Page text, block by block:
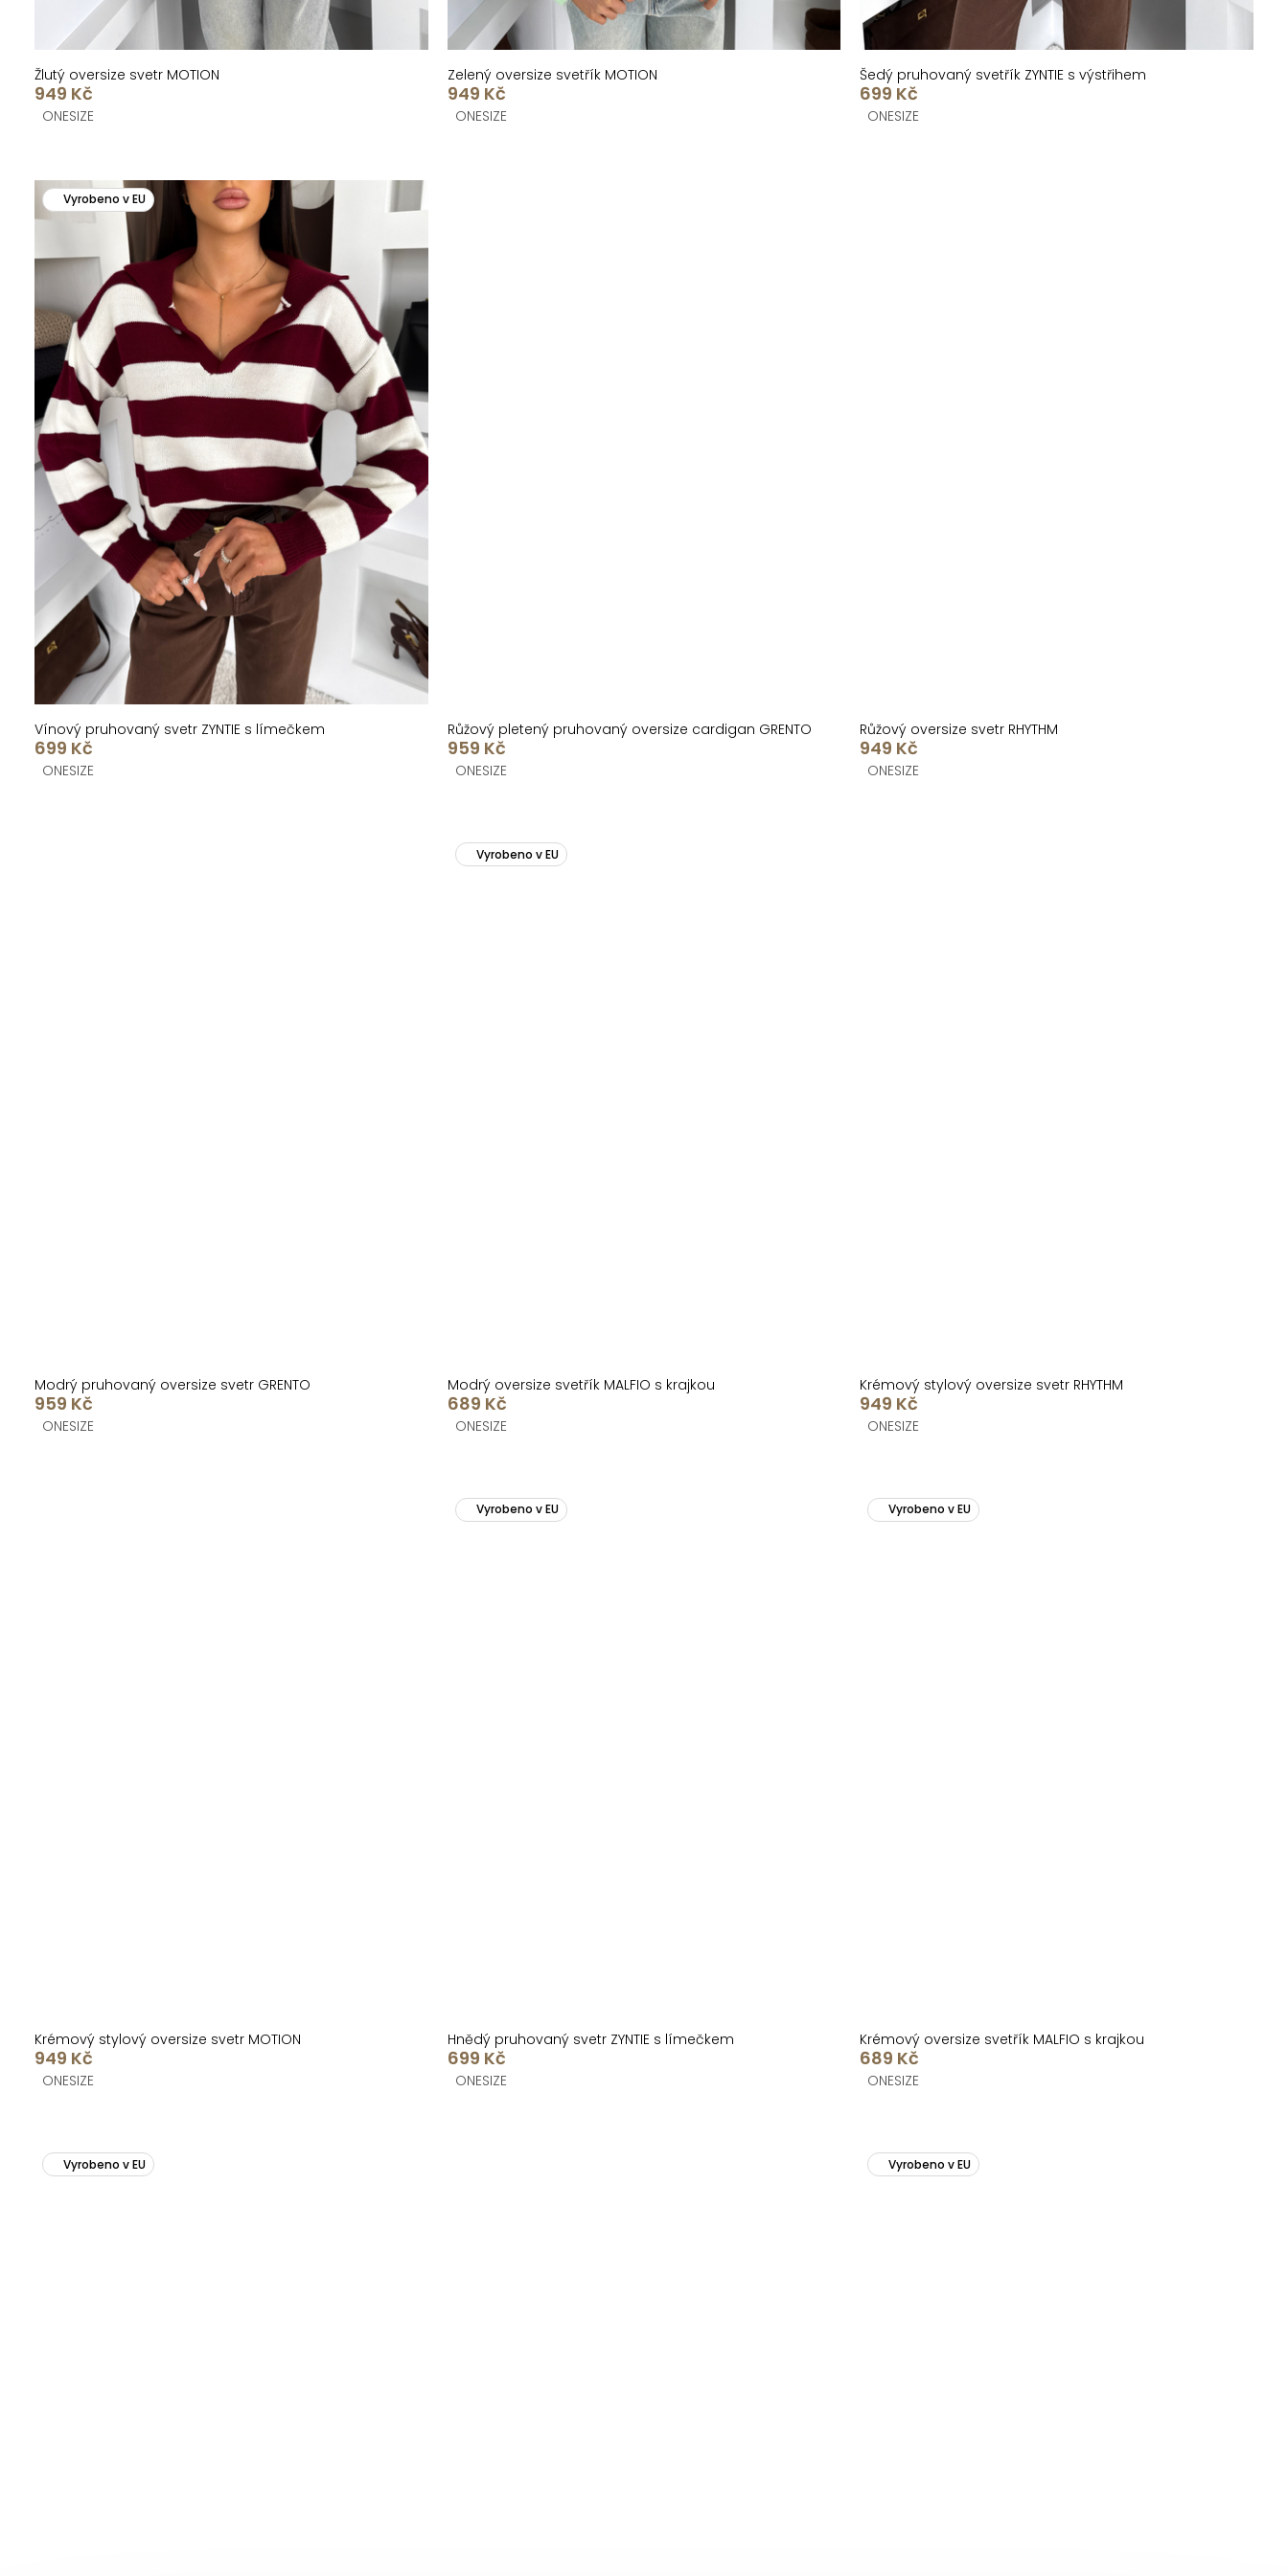
Žlutý oversize svetr MOTION
949 Kč
ONESIZE
Zelený oversize svetřík MOTION
949 Kč
ONESIZE
Šedý pruhovaný svetřík ZYNTIE s výstřihem
699 Kč
ONESIZE
Vyrobeno v EU
Vínový pruhovaný svetr ZYNTIE s límečkem
699 Kč
ONESIZE
Růžový pletený pruhovaný oversize cardigan GRENTO
959 Kč
ONESIZE
Růžový oversize svetr RHYTHM
949 Kč
ONESIZE
Modrý pruhovaný oversize svetr GRENTO
959 Kč
ONESIZE
Vyrobeno v EU
Modrý oversize svetřík MALFIO s krajkou
689 Kč
ONESIZE
Krémový stylový oversize svetr RHYTHM
949 Kč
ONESIZE
Krémový stylový oversize svetr MOTION
949 Kč
ONESIZE
Vyrobeno v EU
Hnědý pruhovaný svetr ZYNTIE s límečkem
699 Kč
ONESIZE
Vyrobeno v EU
Krémový oversize svetřík MALFIO s krajkou
689 Kč
ONESIZE
Vyrobeno v EU Vyrobeno v EU